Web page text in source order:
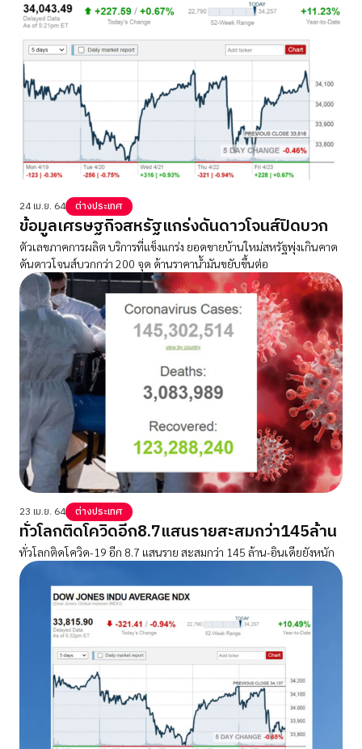
24 เม.ย. 64 ต่างประเทศ
ข้อมูลเศรษฐกิจสหรัฐแกร่งดันดาวโจนส์ปิดบวก
ตัวเลขภาคการผลิต บริการที่แข็งแกร่ง ยอดขายบ้านใหม่สหรัฐพุ่งเกินคาด
ดันดาวโจนส์บวกกว่า 200 จุด ด้านราคาน้ำมันขยับขึ้นต่อ
23 เม.ย. 64 ต่างประเทศ
ทั่วโลกติดโควิดอีก8.7แสนรายสะสมกว่า145ล้าน
ทั่วโลกติดโควิด-19 อีก 8.7 แสนราย สะสมกว่า 145 ล้าน-อินเดียยังหนัก